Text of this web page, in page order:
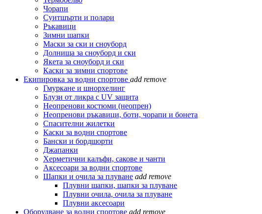
Чорапи
Суитшърти и полари
Ръкавици
Зимни шапки
Маски за ски и сноуборд
Долнища за сноуборд и ски
Якета за сноуборд и ски
Каски за зимни спортове
Екипировка за водни спортове add remove
Гмуркане и шнорхелинг
Блузи от ликра с UV защита
Неопренови костюми (неопрен)
Неопренови ръкавици, боти, чорапи и бонета
Спасителни жилетки
Каски за водни спортове
Бански и бордшорти
Джапанки
Херметични калъфи, сакове и чанти
Аксесоари за водни спортове
Шапки и очила за плуване add remove
Плувни шапки, шапки за плуване
Плувни очила, очила за плуване
Плувни аксесоари
Оборудване за водни спортове add remove